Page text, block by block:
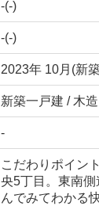
-(-)
-(-)
2023年 10月(新
新築一戸建 / 木造
-
こだわりポイン
央5丁目。東南
んでみてわかる